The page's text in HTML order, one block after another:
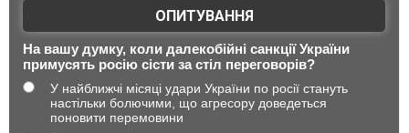
ОПИТУВАННЯ
На вашу думку, коли далекобійні санкції України
примусять росію сісти за стіл переговорів?
У найближчі місяці удари України по росії стануть
настільки болючими, що агресору доведеться
поновити перемовини